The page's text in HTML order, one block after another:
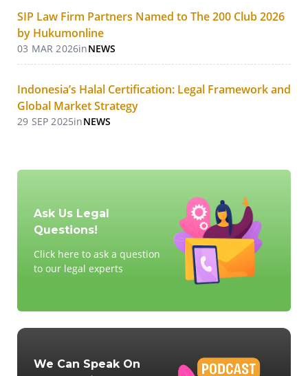
SIP Law Firm Partners Named to The 200 Club 2026
by Hukumonline
03 MAR 2026inNEWS
Indonesia’s Halal Certification: Legal Framework and
Global Market Strategy
29 SEP 2025inNEWS
Ask Us Legal
Questions!
Click here to ask a question
to our legal experts
We Can Speak On